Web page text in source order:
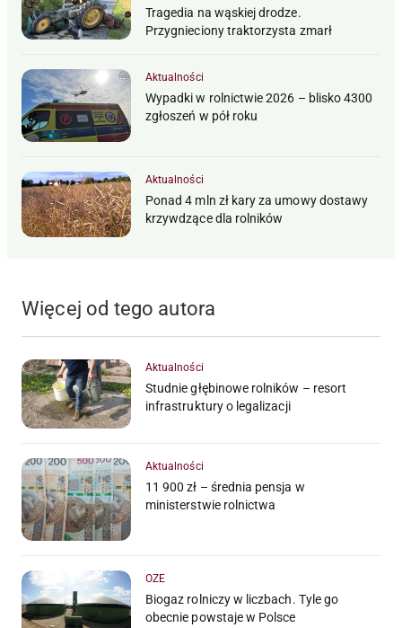
Tragedia na wąskiej drodze.
Przygnieciony traktorzysta zmarł
Aktualności
Wypadki w rolnictwie 2026 – blisko 4300
zgłoszeń w pół roku
Aktualności
Ponad 4 mln zł kary za umowy dostawy
krzywdzące dla rolników
Więcej od tego autora
Aktualności
Studnie głębinowe rolników – resort
infrastruktury o legalizacji
Aktualności
11 900 zł – średnia pensja w
ministerstwie rolnictwa
OZE
Biogaz rolniczy w liczbach. Tyle go
obecnie powstaje w Polsce